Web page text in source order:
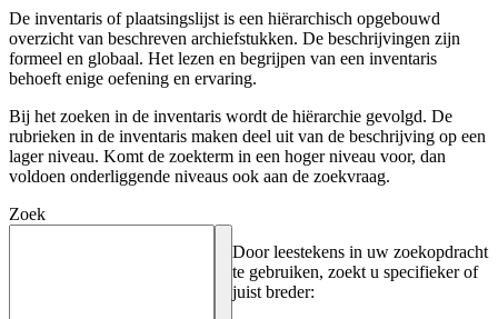
De inventaris of plaatsingslijst is een hiërarchisch opgebouwd
overzicht van beschreven archiefstukken. De beschrijvingen zijn
formeel en globaal. Het lezen en begrijpen van een inventaris
behoeft enige oefening en ervaring.
Bij het zoeken in de inventaris wordt de hiërarchie gevolgd. De
rubrieken in de inventaris maken deel uit van de beschrijving op een
lager niveau. Komt de zoekterm in een hoger niveau voor, dan
voldoen onderliggende niveaus ook aan de zoekvraag.
Zoek
Door leestekens in uw zoekopdracht
te gebruiken, zoekt u specifieker of
juist breder: